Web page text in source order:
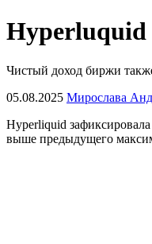
Hyperluquid
Чистый доход биржи
05.08.2025 Мирослава
Hyperliquid
выше предыдущего